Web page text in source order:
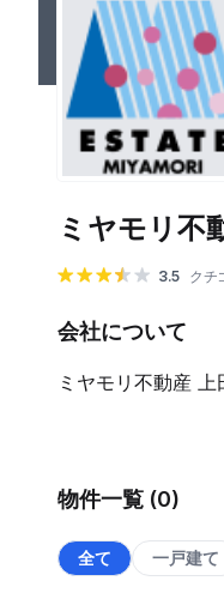
ミヤモリ不
3.5 クチ
会社について
ミヤモリ不動産
物件一覧 (0)
全て 一戸建て